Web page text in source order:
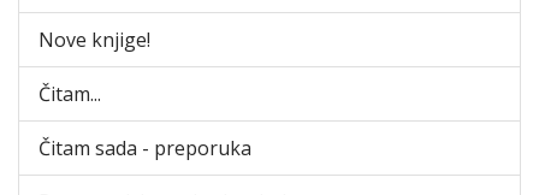
Nove knjige!
Čitam...
Čitam sada - preporuka